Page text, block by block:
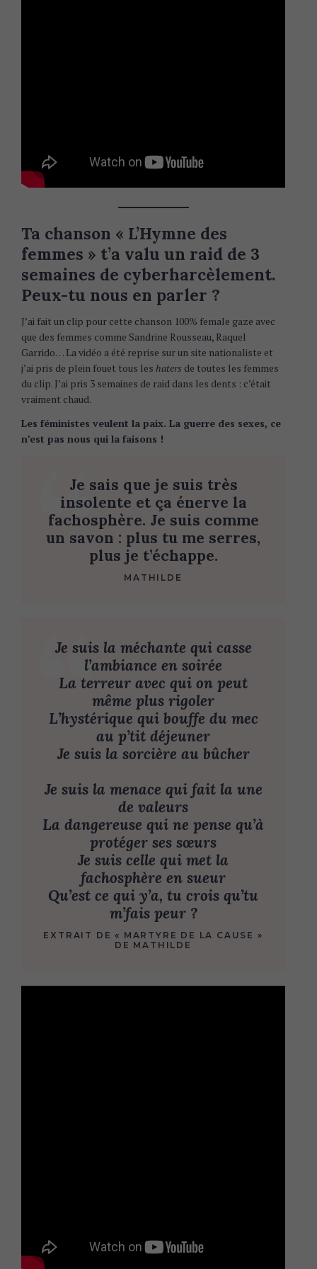
Ta chanson « L’Hymne des
femmes » t’a valu un raid de 3
semaines de cyberharcèlement.
Peux-tu nous en parler ?
J’ai fait un clip pour cette chanson 100% female gaze avec
que des femmes comme Sandrine Rousseau, Raquel
Garrido… La vidéo a été reprise sur un site nationaliste et
j’ai pris de plein fouet tous les haters de toutes les femmes
du clip. J’ai pris 3 semaines de raid dans les dents : c’était
vraiment chaud.
Les féministes veulent la paix. La guerre des sexes, ce
n’est pas nous qui la faisons !
Je sais que je suis très
insolente et ça énerve la
fachosphère. Je suis comme
un savon : plus tu me serres,
plus je t’échappe.
MATHILDE
Je suis la méchante qui casse
l’ambiance en soirée
La terreur avec qui on peut
même plus rigoler
L’hystérique qui bouffe du mec
au p’tit déjeuner
Je suis la sorcière au bûcher
Je suis la menace qui fait la une
de valeurs
La dangereuse qui ne pense qu’à
protéger ses sœurs
Je suis celle qui met la
fachosphère en sueur
Qu’est ce qui y’a, tu crois qu’tu
m’fais peur ?
EXTRAIT DE « MARTYRE DE LA CAUSE »
DE MATHILDE